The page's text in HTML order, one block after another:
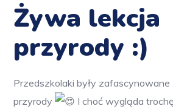
Żywa lekcja
przyrody :)
Przedszkolaki były
przyrody
I choć wygląda